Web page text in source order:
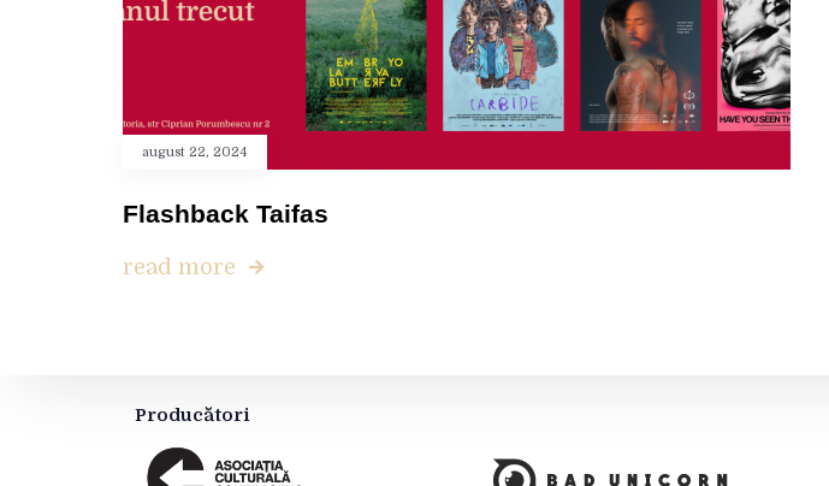
august 22, 2024
Flashback Taifas
read more
Producători